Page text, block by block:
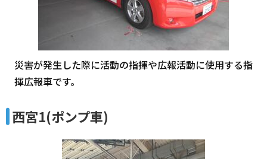
災害が発生した際に活動の指揮や広報活動に使用する指
揮広報車です。
西宮1(ポンプ車)